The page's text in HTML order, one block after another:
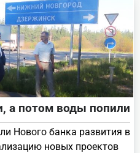
а потом воды попили
Нового банка развития в
новых проектов